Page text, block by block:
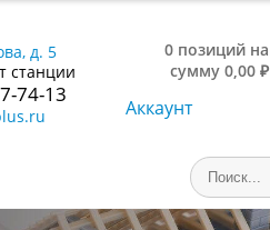
д. 5
станции
74-13
0 позиций на
сумму 0,00 ₽
Аккаунт